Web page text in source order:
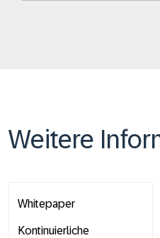
Weitere
Whitepaper
Kontinuierliche